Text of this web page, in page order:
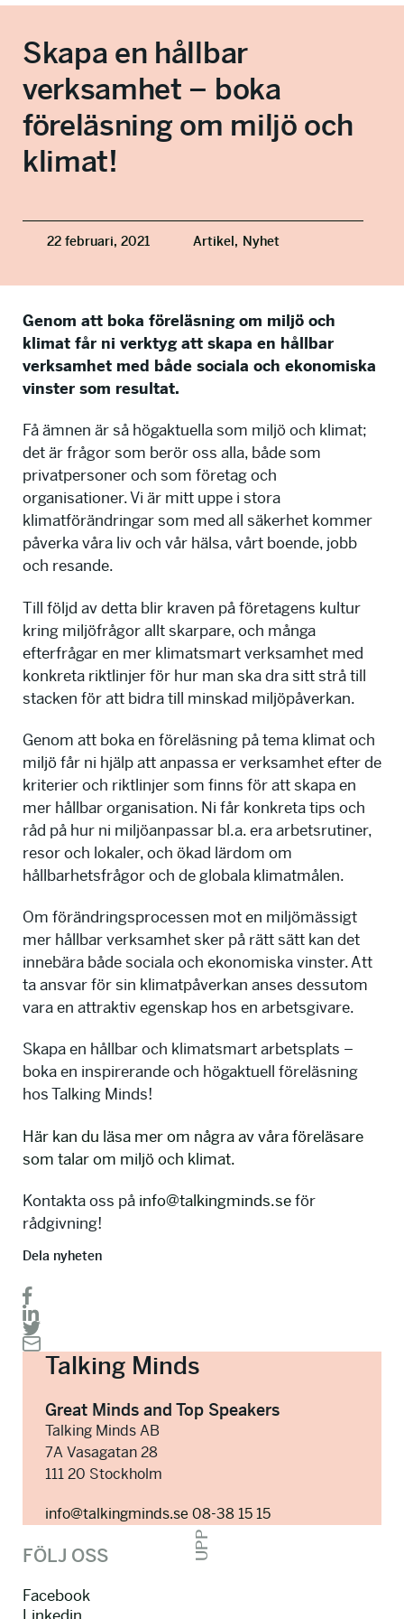
Skapa en hållbar
verksamhet – boka
föreläsning om miljö och
klimat!
22 februari, 2021 Artikel, Nyhet
Genom att boka föreläsning om miljö och
klimat får ni verktyg att skapa en hållbar
verksamhet med både sociala och ekonomiska
vinster som resultat.
Få ämnen är så högaktuella som miljö och klimat;
det är frågor som berör oss alla, både som
privatpersoner och som företag och
organisationer. Vi är mitt uppe i stora
klimatförändringar som med all säkerhet kommer
påverka våra liv och vår hälsa, vårt boende, jobb
och resande.
Till följd av detta blir kraven på företagens kultur
kring miljöfrågor allt skarpare, och många
efterfrågar en mer klimatsmart verksamhet med
konkreta riktlinjer för hur man ska dra sitt strå till
stacken för att bidra till minskad miljöpåverkan.
Genom att boka en föreläsning på tema klimat och
miljö får ni hjälp att anpassa er verksamhet efter de
kriterier och riktlinjer som finns för att skapa en
mer hållbar organisation. Ni får konkreta tips och
råd på hur ni miljöanpassar bl.a. era arbetsrutiner,
resor och lokaler, och ökad lärdom om
hållbarhetsfrågor och de globala klimatmålen.
Om förändringsprocessen mot en miljömässigt
mer hållbar verksamhet sker på rätt sätt kan det
innebära både sociala och ekonomiska vinster. Att
ta ansvar för sin klimatpåverkan anses dessutom
vara en attraktiv egenskap hos en arbetsgivare.
Skapa en hållbar och klimatsmart arbetsplats –
boka en inspirerande och högaktuell föreläsning
hos Talking Minds!
Här kan du läsa mer om några av våra föreläsare
som talar om miljö och klimat.
Kontakta oss på info@talkingminds.seför
rådgivning!
Dela nyheten
Talking Minds
Great Minds and Top Speakers
Talking Minds AB
7A Vasagatan 28
111 20 Stockholm
info@talkingminds.se 08-38 15 15
UPP
FÖLJ OSS
Facebook